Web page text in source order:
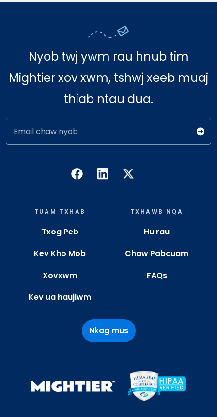
Nyob twj ywm rau hnub tim
Mightier xov xwm, tshwj xeeb muaj
thiab ntau dua.
Email chaw nyob
TUAM TXHAB
Txog Peb
Kev Kho Mob
Xovxwm
Kev ua haujlwm
TXHAWB NQA
Hu rau
Chaw Pabcuam
FAQs
Nkag mus